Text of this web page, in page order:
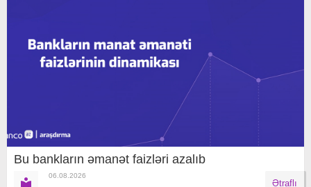
Bu bankların əmanət faizləri azalıb
06.08.2026
Ətraflı